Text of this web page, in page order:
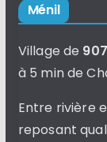
Ménil
Village de
à 5 min de
Entre rivière
reposant